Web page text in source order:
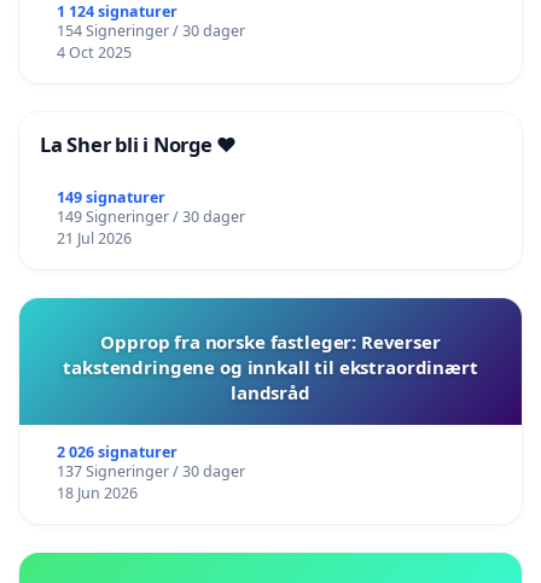
1 124 signaturer
154 Signeringer / 30 dager
4 Oct 2025
La Sher bli i Norge ❤️
149 signaturer
149 Signeringer / 30 dager
21 Jul 2026
Opprop fra norske fastleger: Reverser
takstendringene og innkall til ekstraordinært
landsråd
2 026 signaturer
137 Signeringer / 30 dager
18 Jun 2026